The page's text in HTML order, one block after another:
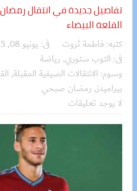
تفاصيل جديدة في انتقال
القلعة البيضاء
كتبه: فاطمة ثروت فى: يونيو 08, 2025
فى: التوب ستوري, رياضة
وسوم: الانتقالات الصيفية المقبلة,
بيراميدز, رمضان صبحي
لا يوجد تعليقات